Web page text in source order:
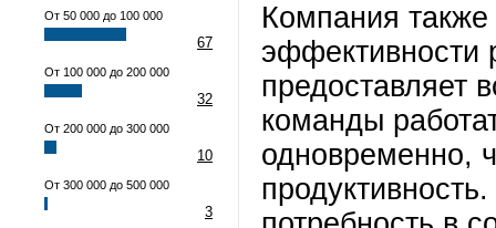
От 50 000 до 100 000
67
От 100 000 до 200 000
32
От 200 000 до 300 000
10
От 300 000 до 500 000
3
Компания
предоставляет
команды
одновременно,